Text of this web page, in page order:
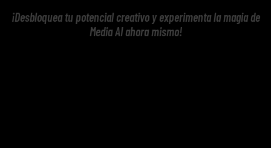
¡Desbloquea tu potencial creativo y experimenta la magia de
Media AI ahora mismo!